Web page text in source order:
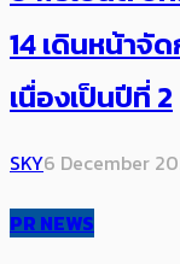
14 เดินหน้าจั
เนื่องเป็นปีที่ 2
SKY6 December
PR NEWS